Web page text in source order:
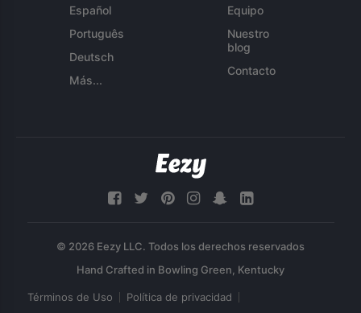
Español
Português
Deutsch
Más...
Equipo
Nuestro
blog
Contacto
© 2026 Eezy LLC. Todos los derechos reservados
Términos de Uso Política de privacidad